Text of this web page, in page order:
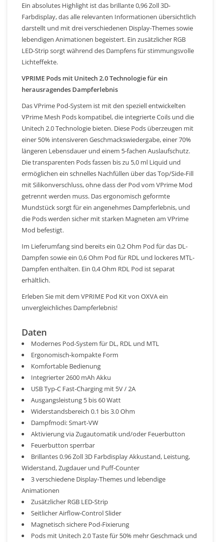
Ein absolutes Highlight ist das brillante 0,96 Zoll 3D-
Farbdisplay, das alle relevanten Informationen übersichtlich
darstellt und mit drei verschiedenen Display-Themes sowie
lebendigen Animationen begeistert. Ein zusätzlicher RGB
LED-Strip sorgt während des Dampfens für stimmungsvolle
Lichteffekte.
VPRIME Pods mit Unitech 2.0 Technologie für ein
herausragendes Dampferlebnis
Das VPrime Pod-System ist mit den speziell entwickelten
VPrime Mesh Pods kompatibel, die integrierte Coils und die
Unitech 2.0 Technologie bieten. Diese Pods überzeugen mit
einer 50% intensiveren Geschmackswiedergabe, einer 70%
längeren Lebensdauer und einem 5-fachen Auslaufschutz.
Die transparenten Pods fassen bis zu 5,0 ml Liquid und
ermöglichen ein schnelles Nachfüllen über das Top/Side-Fill
mit Silikonverschluss, ohne dass der Pod vom VPrime Mod
getrennt werden muss. Das ergonomisch geformte
Mundstück sorgt für ein angenehmes Dampferlebnis, und
die Pods werden sicher mit starken Magneten am VPrime
Mod befestigt.
Im Lieferumfang sind bereits ein 0,2 Ohm Pod für das DL-
Dampfen sowie ein 0,6 Ohm Pod für RDL und lockeres MTL-
Dampfen enthalten. Ein 0,4 Ohm RDL Pod ist separat
erhältlich.
Erleben Sie mit dem VPRIME Pod Kit von OXVA ein
unvergleichliches Dampferlebnis!
Daten
Modernes Pod-System für DL, RDL und MTL
Ergonomisch-kompakte Form
Komfortable Bedienung
Integrierter 2600 mAh Akku
USB Typ-C Fast-Charging mit 5V / 2A
Ausgangsleistung 5 bis 60 Watt
Widerstandsbereich 0.1 bis 3.0 Ohm
Dampfmodi: Smart-VW
Aktivierung via Zugautomatik und/oder Feuerbutton
Feuerbutton sperrbar
Brillantes 0.96 Zoll 3D Farbdisplay Akkustand, Leistung,
Widerstand, Zugdauer und Puff-Counter
3 verschiedene Display-Themes und lebendige
Animationen
Zusätzlicher RGB LED-Strip
Seitlicher Airflow-Control Slider
Magnetisch sichere Pod-Fixierung
Pods mit Unitech 2.0 Taste für 50% mehr Geschmack und